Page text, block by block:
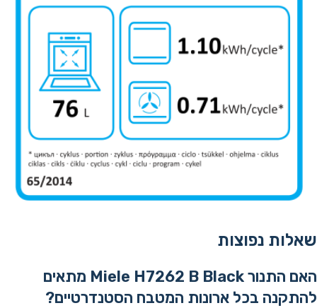
שאלות נפוצות
האם התנור Miele H7262 B Black מתאים
להתקנה בכל ארונות המטבח הסטנדרטיים?